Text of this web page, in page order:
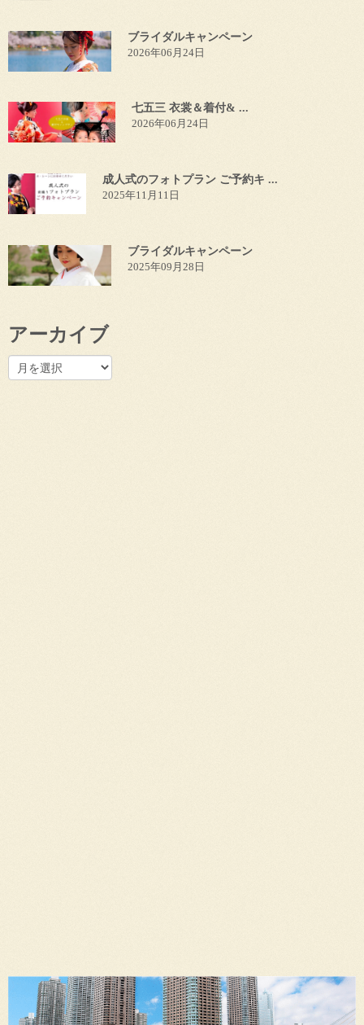
ブライダルキャンペーン
2026年06月24日
七五三 衣裳＆着付& ...
2026年06月24日
成人式のフォトプラン ご予約キ ...
2025年11月11日
ブライダルキャンペーン
2025年09月28日
アーカイブ